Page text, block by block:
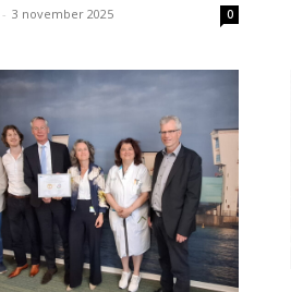
- 3 november 2025 0